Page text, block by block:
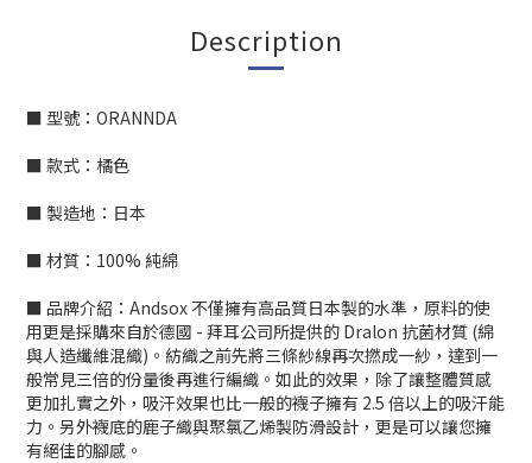
Description
■ 型號：ORANNDA
■ 款式：橘色
■ 製造地：日本
■ 材質：100% 純綿
■ 品牌介紹：Andsox 不僅擁有高品質日本製的水準，原料的使
用更是採購來自於德國 - 拜耳公司所提供的 Dralon 抗菌材質 (綿
與人造纖維混織)。紡織之前先將三條紗線再次撚成一紗，達到一
般常見三倍的份量後再進行編織。如此的效果，除了讓整體質感
更加扎實之外，吸汗效果也比一般的襪子擁有 2.5 倍以上的吸汗能
力。另外襪底的鹿子織與聚氯乙烯製防滑設計，更是可以讓您擁
有絕佳的腳感。